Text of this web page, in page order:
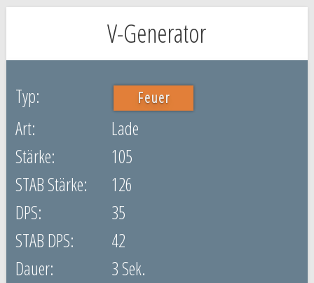
V-Generator
Feuer
Lade
105
126
35
42
3 Sek.